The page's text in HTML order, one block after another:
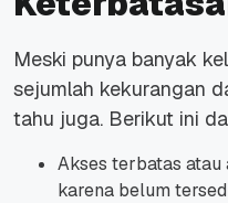
Meski punya banyak
sejumlah kekurangan
tahu juga. Berikut ini
Akses terbatas atau
karena belum